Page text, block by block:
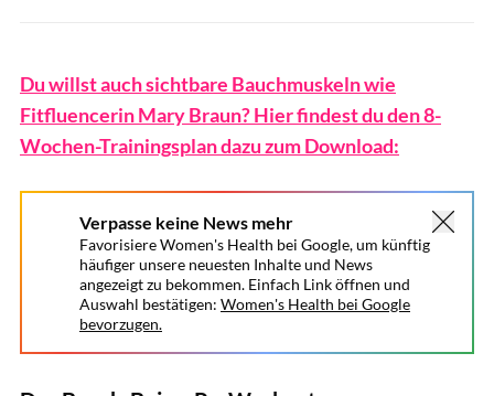
Du willst auch sichtbare Bauchmuskeln wie
Fitfluencerin Mary Braun? Hier findest du den 8-
Wochen-Trainingsplan dazu zum Download:
Verpasse keine News mehr
Favorisiere Women's Health bei Google, um künftig
häufiger unsere neuesten Inhalte und News
angezeigt zu bekommen. Einfach Link öffnen und
Auswahl bestätigen: Women's Health bei Google
bevorzugen.